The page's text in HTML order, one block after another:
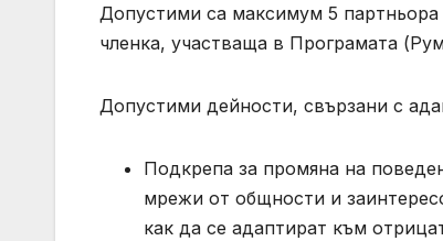
Допустими са максимум 5
членка, участваща в Програмата
Допустими дейности, свързани с
Подкрепа за промяна на
мрежи от общности и
как да се адаптират към